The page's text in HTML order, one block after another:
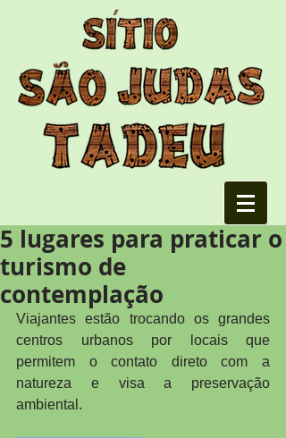
5 lugares para praticar o
turismo de
contemplação
Viajantes estão trocando os grandes
centros urbanos por locais que
permitem o contato direto com a
natureza e visa a preservação
ambiental.